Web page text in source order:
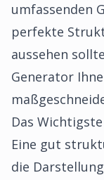
umfassenden
perfekte
aussehen
Generator
Das
Eine gut
die